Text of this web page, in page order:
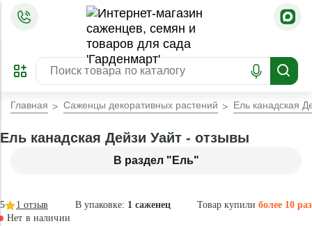
ПРЕДЗАКАЗ
ЗАБРОНИРОВАТЬ
ЛУЧШЕЕ
Главная Саженцы декоративных растений Ель канадская
В раздел "Ель"
Ель канадская Дейзи Уайт - отзывы
В упаковке: 1 саженец Товар купили более 10 раз
5 1 отзыв
Нет в наличии